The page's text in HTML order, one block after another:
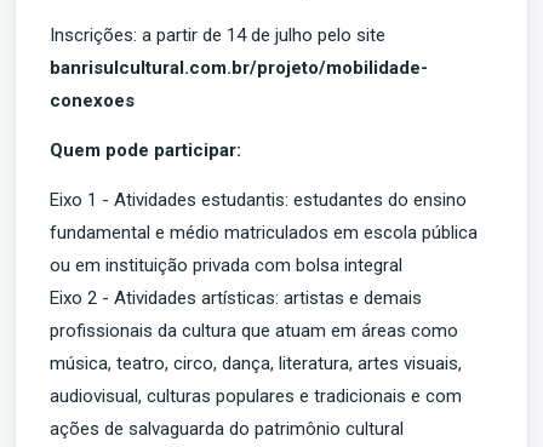
Inscrições: a partir de 14 de julho pelo site
banrisulcultural.com.br/projeto/mobilidade-
conexoes
Quem pode participar:
Eixo 1 - Atividades estudantis: estudantes do ensino
fundamental e médio matriculados em escola pública
ou em instituição privada com bolsa integral
Eixo 2 - Atividades artísticas: artistas e demais
profissionais da cultura que atuam em áreas como
música, teatro, circo, dança, literatura, artes visuais,
audiovisual, culturas populares e tradicionais e com
ações de salvaguarda do patrimônio cultural